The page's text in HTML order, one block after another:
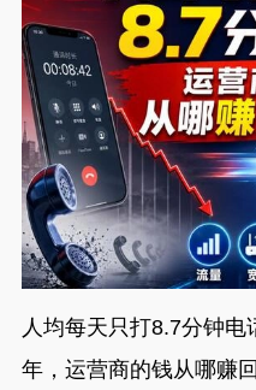
人均每天只打8.7分钟
年，运营商的钱从哪赚